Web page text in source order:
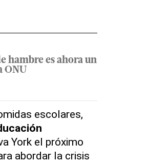
hambre es ahora un
ONU
escolares,
York el próximo
abordar la crisis